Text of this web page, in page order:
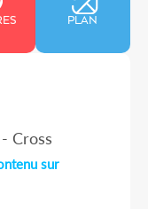
PLAN
Cross
sur